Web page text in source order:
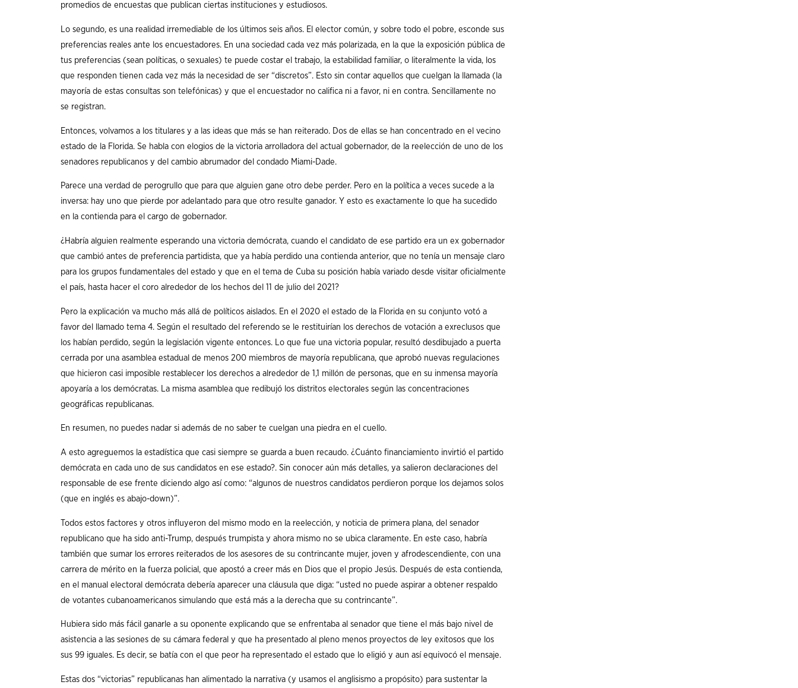
promedios de encuestas que publican ciertas instituciones y estudiosos.
Lo segundo, es una realidad irremediable de los últimos seis años. El elector común, y sobre todo el pobre, esconde sus
preferencias reales ante los encuestadores. En una sociedad cada vez más polarizada, en la que la exposición pública de
tus preferencias (sean políticas, o sexuales) te puede costar el trabajo, la estabilidad familiar, o literalmente la vida, los
que responden tienen cada vez más la necesidad de ser “discretos”. Esto sin contar aquellos que cuelgan la llamada (la
mayoría de estas consultas son telefónicas) y que el encuestador no califica ni a favor, ni en contra. Sencillamente no
se registran.
Entonces, volvamos a los titulares y a las ideas que más se han reiterado. Dos de ellas se han concentrado en el vecino
estado de la Florida. Se habla con elogios de la victoria arrolladora del actual gobernador, de la reelección de uno de los
senadores republicanos y del cambio abrumador del condado Miami-Dade.
Parece una verdad de perogrullo que para que alguien gane otro debe perder. Pero en la política a veces sucede a la
inversa: hay uno que pierde por adelantado para que otro resulte ganador. Y esto es exactamente lo que ha sucedido
en la contienda para el cargo de gobernador.
¿Habría alguien realmente esperando una victoria demócrata, cuando el candidato de ese partido era un ex gobernador
que cambió antes de preferencia partidista, que ya había perdido una contienda anterior, que no tenía un mensaje claro
para los grupos fundamentales del estado y que en el tema de Cuba su posición había variado desde visitar oficialmente
el país, hasta hacer el coro alrededor de los hechos del 11 de julio del 2021?
Pero la explicación va mucho más allá de políticos aislados. En el 2020 el estado de la Florida en su conjunto votó a
favor del llamado tema 4. Según el resultado del referendo se le restituirían los derechos de votación a exreclusos que
los habían perdido, según la legislación vigente entonces. Lo que fue una victoria popular, resultó desdibujado a puerta
cerrada por una asamblea estadual de menos 200 miembros de mayoría republicana, que aprobó nuevas regulaciones
que hicieron casi imposible restablecer los derechos a alrededor de 1,1 millón de personas, que en su inmensa mayoría
apoyaría a los demócratas. La misma asamblea que redibujó los distritos electorales según las concentraciones
geográficas republicanas.
En resumen, no puedes nadar si además de no saber te cuelgan una piedra en el cuello.
A esto agreguemos la estadística que casi siempre se guarda a buen recaudo. ¿Cuánto financiamiento invirtió el partido
demócrata en cada uno de sus candidatos en ese estado?. Sin conocer aún más detalles, ya salieron declaraciones del
responsable de ese frente diciendo algo así como: “algunos de nuestros candidatos perdieron porque los dejamos solos
(que en inglés es abajo-down)”.
Todos estos factores y otros influyeron del mismo modo en la reelección, y noticia de primera plana, del senador
republicano que ha sido anti-Trump, después trumpista y ahora mismo no se ubica claramente. En este caso, habría
también que sumar los errores reiterados de los asesores de su contrincante mujer, joven y afrodescendiente, con una
carrera de mérito en la fuerza policial, que apostó a creer más en Dios que el propio Jesús. Después de esta contienda,
en el manual electoral demócrata debería aparecer una cláusula que diga: “usted no puede aspirar a obtener respaldo
de votantes cubanoamericanos simulando que está más a la derecha que su contrincante”.
Hubiera sido más fácil ganarle a su oponente explicando que se enfrentaba al senador que tiene el más bajo nivel de
asistencia a las sesiones de su cámara federal y que ha presentado al pleno menos proyectos de ley exitosos que los
sus 99 iguales. Es decir, se batía con el que peor ha representado el estado que lo eligió y aun así equivocó el mensaje.
Estas dos “victorias” republicanas han alimentado la narrativa (y usamos el anglisismo a propósito) para sustentar la